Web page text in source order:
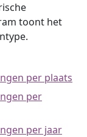
toont het
per plaats
per
per jaar